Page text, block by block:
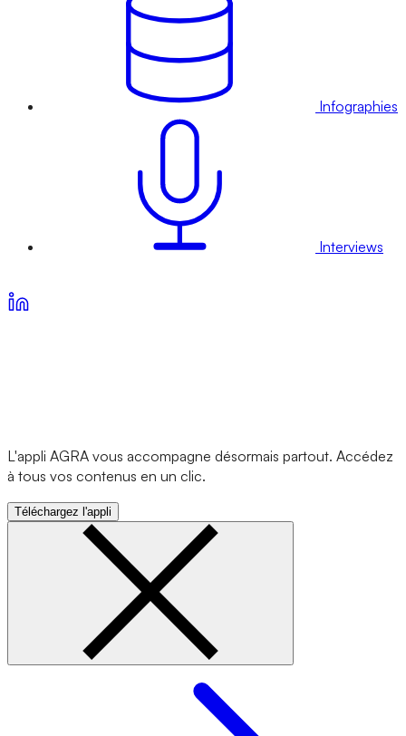
Infographies
Interviews
L'appli AGRA vous accompagne désormais partout. Accédez
à tous vos contenus en un clic.
Téléchargez l'appli